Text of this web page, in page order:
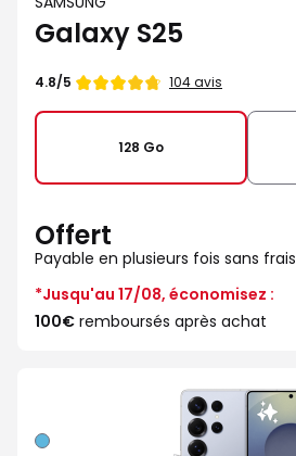
Galaxy S25
Note
4.8/5 104 avis
128 Go
Offert
Payable en plusieurs fois sans frais
*Jusqu'au 17/08, économisez :
100€ remboursés après achat
Bleu